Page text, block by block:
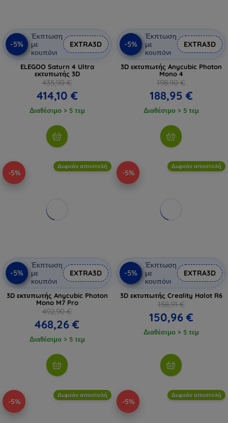
-5%
Έκπτωση
με
κουπόνι
EXTRA3D
ELEGOO Saturn 4 Ultra
εκτυπωτής 3D
435,90 €
414,10 €
Διαθέσιμο > 5 τεμ
-5%
Έκπτωση
με
κουπόνι
EXTRA3D
3D εκτυπωτής Anycubic Photon
Mono 4
198,90 €
188,95 €
Διαθέσιμο > 5 τεμ
-5%
Δωρεάν αποστολή
-5%
Έκπτωση
με
κουπόνι
EXTRA3D
3D εκτυπωτής Anycubic Photon
Mono M7 Pro
492,90 €
468,26 €
Διαθέσιμο > 5 τεμ
-5%
Δωρεάν αποστολή
-5%
Έκπτωση
με
κουπόνι
EXTRA3D
3D εκτυπωτής Creality Halot R6
158,91 €
150,96 €
Διαθέσιμο > 5 τεμ
-5%
Δωρεάν αποστολή
-5%
Δωρεάν αποστολή